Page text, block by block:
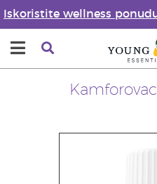
Iskoristite wellness